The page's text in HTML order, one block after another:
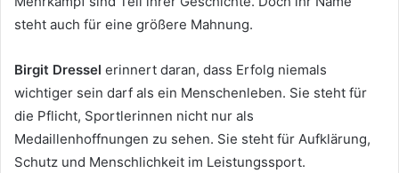
steht auch für eine größere Mahnung.
Birgit Dressel erinnert daran, dass Erfolg niemals
wichtiger sein darf als ein Menschenleben. Sie steht für
die Pflicht, Sportlerinnen nicht nur als
Medaillenhoffnungen zu sehen. Sie steht für Aufklärung,
Schutz und Menschlichkeit im Leistungssport.